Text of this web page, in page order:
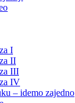
I
II
III
IV
– idemo zajedno